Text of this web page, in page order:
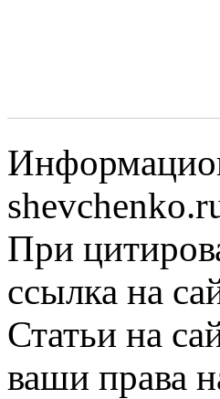
При
ссылка на
Статьи на
ваши права